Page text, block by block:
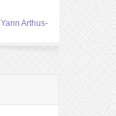
Yann Arthus-